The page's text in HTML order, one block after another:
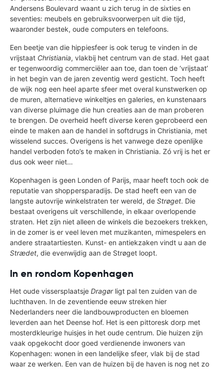
Andersens Boulevard waant u zich terug in de sixties en
seventies: meubels en gebruiksvoorwerpen uit die tijd,
waaronder bestek, oude computers en telefoons.
Een beetje van die hippiesfeer is ook terug te vinden in de
vrijstaat Christiania, vlakbij het centrum van de stad. Het gaat
er tegenwoordig commerciëler aan toe, dan toen de ‘vrijstaat’
in het begin van de jaren zeventig werd gesticht. Toch heeft
de wijk nog een heel aparte sfeer met overal kunstwerken op
de muren, alternatieve winkeltjes en galeries, en kunstenaars
van diverse pluimage die hun creaties aan de man proberen
te brengen. De overheid heeft diverse keren geprobeerd een
einde te maken aan de handel in softdrugs in Christiania, met
wisselend succes. Overigens is het vanwege deze openlijke
handel verboden foto’s te maken in Christiania. Zó vrij is het er
dus ook weer niet…
Kopenhagen is geen Londen of Parijs, maar heeft toch ook de
reputatie van shoppersparadijs. De stad heeft een van de
langste autovrije winkelstraten ter wereld, de Strøget. Die
bestaat overigens uit verschillende, in elkaar overlopende
straten. Het zijn niet alleen de winkels die bezoekers trekken,
in de zomer is er veel leven met muzikanten, mimespelers en
andere straatartiesten. Kunst- en antiekzaken vindt u aan de
Strædet, die evenwijdig aan de Strøget loopt.
In en rondom Kopenhagen
Het oude vissersplaatsje Dragørligt pal ten zuiden van de
luchthaven. In de zeventiende eeuw streken hier
Nederlanders neer die landbouwproducten en bloemen
leverden aan het Deense hof. Het is een pittoresk dorp met
mosterdkleurige huisjes in het oude centrum. Die huizen zijn
vaak opgekocht door goed verdienende inwoners van
Kopenhagen: wonen in een landelijke sfeer, vlak bij de stad
waar ze werken. Een van de huizen bij de haven is nog net zo